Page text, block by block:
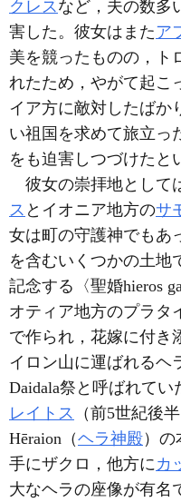
クレスなど，夫の数多
害した。彼女はまたア
美を競ったものの，ト
れたため，やがて起こ
イア方に敵対したばか
い祖国を求めて旅立っ
をも迫害しつづけたと
彼女の崇拝地として
ス とイオニア地方のサ
女は町の守護神でもあ
を含むいくつかの土地
記念する〈聖婚hieros
オティア地方のプラタ
で作られ，花嫁に付き
イロン山に運ばれるヘ
Daidala祭と呼ばれてい
レイトス （前5世紀後
Hēraion（ヘラ神殿）
手にザクロ，他方にカ
大なヘラの座像が有名